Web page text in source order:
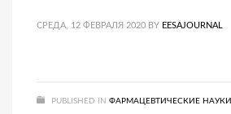
СРЕДА, 12 ФЕВРАЛЯ 2020 BY EESAJOURNAL
PUBLISHED IN ФАРМАЦЕВТИЧЕСКИЕ НАУКИ